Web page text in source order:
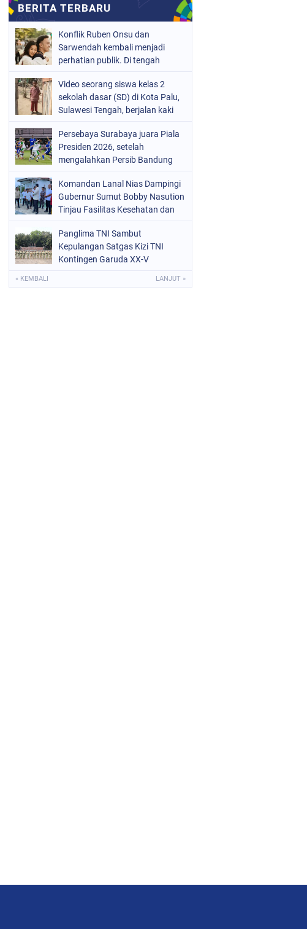
Konflik Ruben Onsu dan
Sarwendah kembali menjadi
perhatian publik. Di tengah
berjalan, kuasa hukum
Sarwendah
Video seorang siswa kelas 2
sekolah dasar (SD) di Kota Palu,
Sulawesi Tengah, berjalan kaki
mengenakan sepatu viral di
media sosial
Persebaya Surabaya juara Piala
Presiden 2026, setelah
mengalahkan Persib Bandung
laga final. Green Force menang 6-
5 setelah kedua tim bermain
imbang 1-1 hingga 120 menit
Komandan Lanal Nias Dampingi
Gubernur Sumut Bobby Nasution
Tinjau Fasilitas Kesehatan dan
Utara
Panglima TNI Sambut
Kepulangan Satgas Kizi TNI
Kontingen Garuda XX-V
« KEMBALI LANJUT »